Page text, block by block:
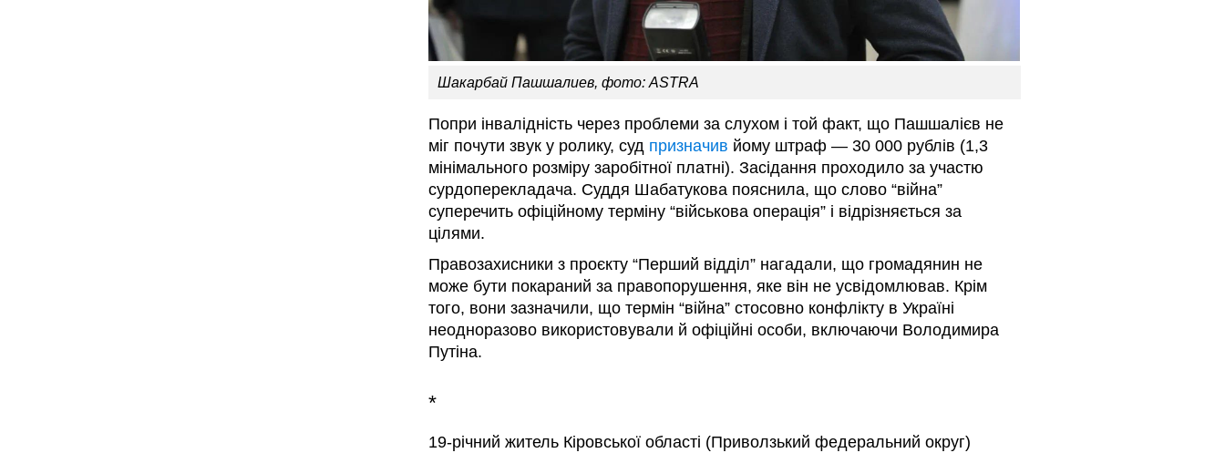
Шакарбай Пашшалиев, фото: ASTRA
Попри інвалідність через проблеми за слухом і той факт, що Пашшалієв не
міг почути звук у ролику, суд призначив йому штраф — 30 000 рублів (1,3
мінімального розміру заробітної платні). Засідання проходило за участю
сурдоперекладача. Суддя Шабатукова пояснила, що слово “війна”
суперечить офіційному терміну “військова операція” і відрізняється за
цілями.
Правозахисники з проєкту “Перший відділ” нагадали, що громадянин не
може бути покараний за правопорушення, яке він не усвідомлював. Крім
того, вони зазначили, що термін “війна” стосовно конфлікту в Україні
неодноразово використовували й офіційні особи, включаючи Володимира
Путіна.
*
19-річний житель Кіровської області (Приволзький федеральний округ)